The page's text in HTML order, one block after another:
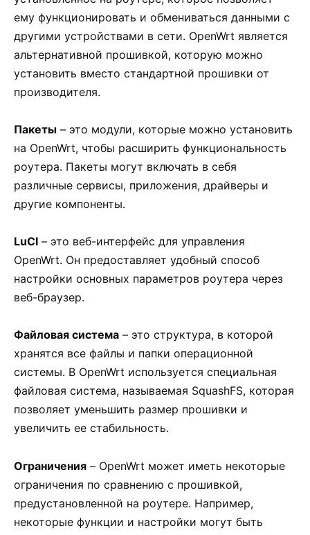
ему функционировать и обмениваться данными с
другими устройствами в сети. OpenWrt является
альтернативной прошивкой, которую можно
установить вместо стандартной прошивки от
производителя.
Пакеты – это модули, которые можно установить
на OpenWrt, чтобы расширить функциональность
роутера. Пакеты могут включать в себя
различные сервисы, приложения, драйверы и
другие компоненты.
LuCI – это веб-интерфейс для управления
OpenWrt. Он предоставляет удобный способ
настройки основных параметров роутера через
веб-браузер.
Файловая система – это структура, в которой
хранятся все файлы и папки операционной
системы. В OpenWrt используется специальная
файловая система, называемая SquashFS, которая
позволяет уменьшить размер прошивки и
увеличить ее стабильность.
Ограничения – OpenWrt может иметь некоторые
ограничения по сравнению с прошивкой,
предустановленной на роутере. Например,
некоторые функции и настройки могут быть